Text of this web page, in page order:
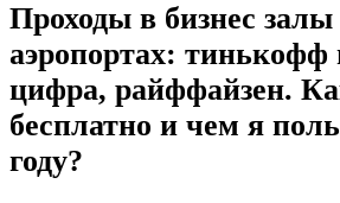
Проходы в бизнес залы
аэропортах:
цифра, райффайзен.
бесплатно и чем я
году?